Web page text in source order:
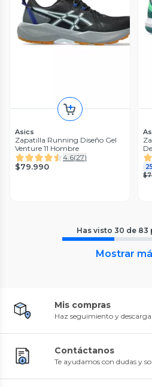
Asics
Zapatilla Running Diseño Gel
Venture 11 Hombre
4.6(27)
$79.990
Has visto 30 de 83
Mostrar
Mis compras
Haz seguimiento y
Contáctanos
Te ayudamos con dudas y